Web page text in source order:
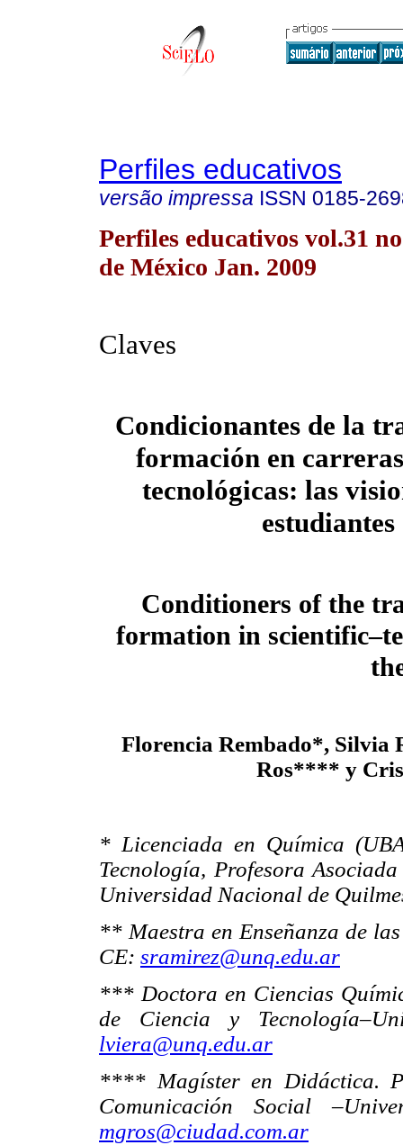
Perfiles educativos
versão impressa ISSN 0185-
Perfiles educativos vol.31
de México Jan. 2009
Claves
Condicionantes de la
formación en
tecnológicas: las
estudiantes
Conditioners of the
formation in
Florencia Rembado*,
Ros**** y
* Licenciada en Química
Tecnología, Profesora
Universidad Nacional de
** Maestra en Enseñanza de
CE: sramirez@unq.edu.ar
*** Doctora en Ciencias
de Ciencia y
lviera@unq.edu.ar
**** Magíster en Didáctica.
Comunicación Social
mgros@ciudad.com.ar